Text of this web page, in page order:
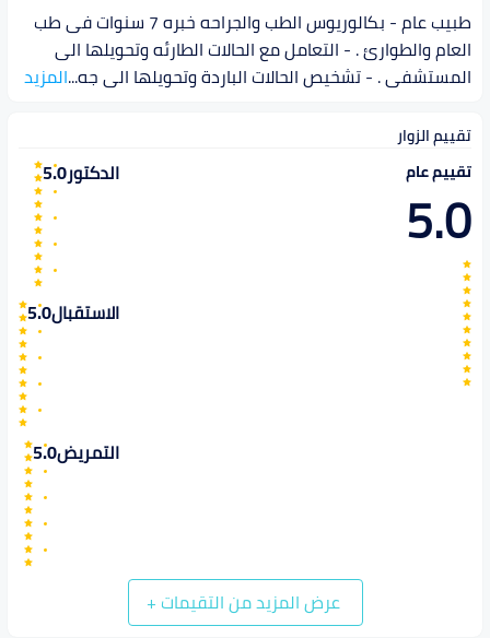
طبيب عام - بكالوريوس الطب والجراحه خبره 7 سنوات فى طب
العام والطوارئ . - التعامل مع الحالات الطارئه وتحويلها الى
المستشفى . - تشخيص الحالات الباردة وتحويلها الى جه...المزيد
تقييم الزوار
تقييم عام
5.0
الدكتور5.0
الاستقبال5.0
التمريض5.0
عرض المزيد من التقيمات +